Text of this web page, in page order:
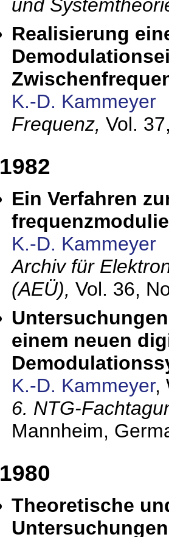
und
Realisierung
K.-D. Kammeyer
Frequenz, Vol.
1982
Ein Verfahren
K.-D. Kammeyer
Archiv für
(AEÜ), Vol. 36,
einem neuen
K.-D. Kammeyer,
6. NTG-
Mannheim,
1980
Theoretische